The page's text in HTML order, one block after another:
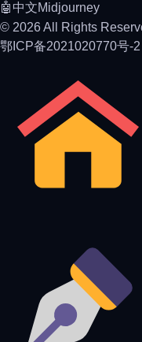
🤖中文Midjourney
© 2026 All Rights
鄂ICP备2021020770号-2